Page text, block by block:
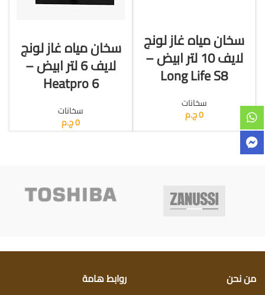
سخان مياه غاز لونج
لايف 10 لتر ابيض –
Long Life S8
سخانات
0ج.م
سخان مياه غاز لونج
لايف 6 لتر ابيض –
Heatpro 6
سخانات
0ج.م
من نحن روابط هامة